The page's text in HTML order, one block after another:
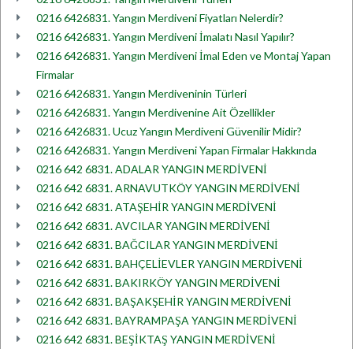
0216 6426831. Yangın Merdiveni Fiyatları Nelerdir?
0216 6426831. Yangın Merdiveni İmalatı Nasıl Yapılır?
0216 6426831. Yangın Merdiveni İmal Eden ve Montaj Yapan
Firmalar
0216 6426831. Yangın Merdiveninin Türleri
0216 6426831. Yangın Merdivenine Ait Özellikler
0216 6426831. Ucuz Yangın Merdiveni Güvenilir Midir?
0216 6426831. Yangın Merdiveni Yapan Firmalar Hakkında
0216 642 6831. ADALAR YANGIN MERDİVENİ
0216 642 6831. ARNAVUTKÖY YANGIN MERDİVENİ
0216 642 6831. ATAŞEHİR YANGIN MERDİVENİ
0216 642 6831. AVCILAR YANGIN MERDİVENİ
0216 642 6831. BAĞCILAR YANGIN MERDİVENİ
0216 642 6831. BAHÇELİEVLER YANGIN MERDİVENİ
0216 642 6831. BAKIRKÖY YANGIN MERDİVENİ
0216 642 6831. BAŞAKŞEHİR YANGIN MERDİVENİ
0216 642 6831. BAYRAMPAŞA YANGIN MERDİVENİ
0216 642 6831. BEŞİKTAŞ YANGIN MERDİVENİ